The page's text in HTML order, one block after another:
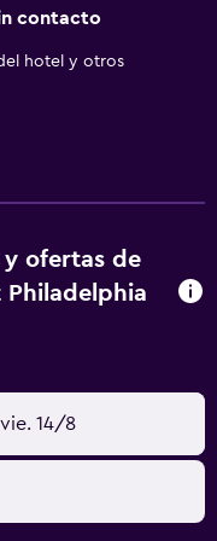
servicios de ocio y
gimnasio.
contacto
hotel y otros
y ofertas de
vie. 14/8